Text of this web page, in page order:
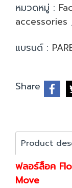
หมวดหมู่ :
accessories
แบรนด์ :
Share
Product
ฟลอร์ล็อค
Move